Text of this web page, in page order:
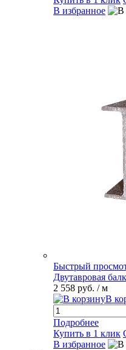
В избранное
Быстрый
Двутавровая
2 558 руб. / м
В
Подробнее
Купить в 1 клик
В избранное